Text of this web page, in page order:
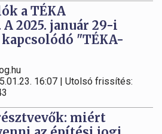
a TÉKA
2025. január 29-i
"TÉKA-
16:07 | Utolsó frissítés:
miért